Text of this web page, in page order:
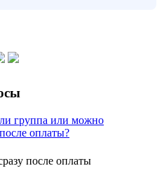
группа или можно
оплаты?
после оплаты